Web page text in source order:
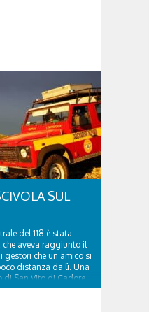
SUL
del 118 è stata
aveva raggiunto il
gestori che un amico si
distanza da lì. Una
di San Vito di Cadore